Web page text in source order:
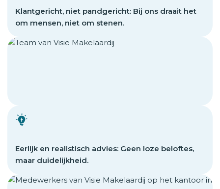
Klantgericht, niet pandgericht: Bij ons draait het
om mensen, niet om stenen.
Eerlijk en realistisch advies: Geen loze beloftes,
maar duidelijkheid.